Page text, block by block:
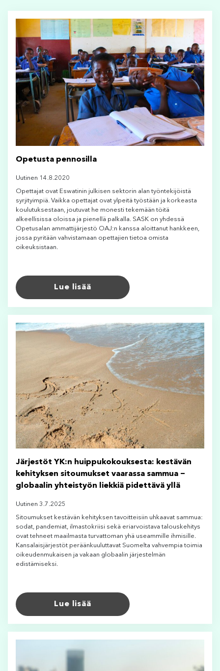
Opetusta pennosilla
Uutinen 14.8.2020
Opettajat ovat Eswatinin julkisen sektorin alan työntekijöistä
syrjityimpiä. Vaikka opettajat ovat ylpeitä työstään ja korkeasta
koulutuksestaan, joutuvat he monesti tekemään töitä
alkeellisissa oloissa ja pienellä palkalla. SASK on yhdessä
Opetusalan ammattijärjestö OAJ:n kanssa aloittanut hankkeen,
jossa pyritään vahvistamaan opettajien tietoa omista
oikeuksistaan.
Lue lisää
Järjestöt YK:n huippukokouksesta: kestävän
kehityksen sitoumukset vaarassa sammua −
globaalin yhteistyön liekkiä pidettävä yllä
Uutinen 3.7.2025
Sitoumukset kestävän kehityksen tavoitteisiin uhkaavat sammua:
sodat, pandemiat, ilmastokriisi sekä eriarvoistava talouskehitys
ovat tehneet maailmasta turvattoman yhä useammille ihmisille.
Kansalaisjärjestöt peräänkuuluttavat Suomelta vahvempia toimia
oikeudenmukaisen ja vakaan globaalin järjestelmän
edistämiseksi.
Lue lisää